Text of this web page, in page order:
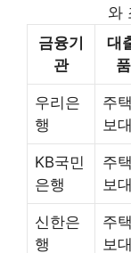
와
금융기
관
대
우리은
행
주
보
KB국민
은행
주
보
신한은
행
주
보